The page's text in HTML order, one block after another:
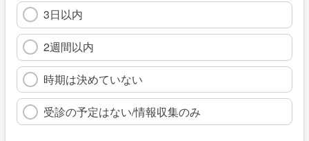
3日以内
2週間以内
時期は決めていない
受診の予定はない/情報収集のみ